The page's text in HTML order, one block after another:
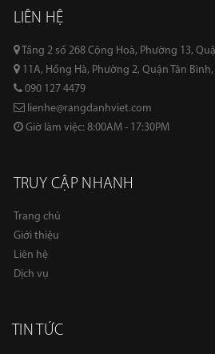
LIÊN HỆ
Tầng 2 số 268 Cộng Hoà, Phường 13,
11A, Hồng Hà, Phường 2, Quận Tân Bình,
090 127 4479
lienhe@rangdanhviet.com
Giờ làm việc: 8:00AM - 17:30PM
TRUY CẬP NHANH
Trang chủ
Giới thiệu
Liên hệ
Dịch vụ
TIN TỨC